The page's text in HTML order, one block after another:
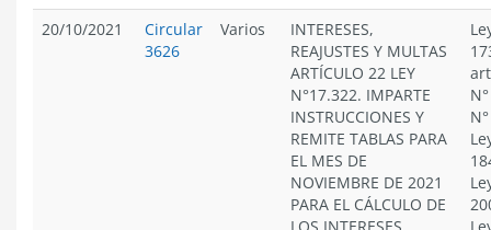
20/10/2021
Circular
3626
Varios
INTERESES,
REAJUSTES Y MULTAS
ARTÍCULO 22 LEY
N°17.322. IMPARTE
INSTRUCCIONES Y
REMITE TABLAS PARA
EL MES DE
NOVIEMBRE DE 2021
PARA EL CÁLCULO DE